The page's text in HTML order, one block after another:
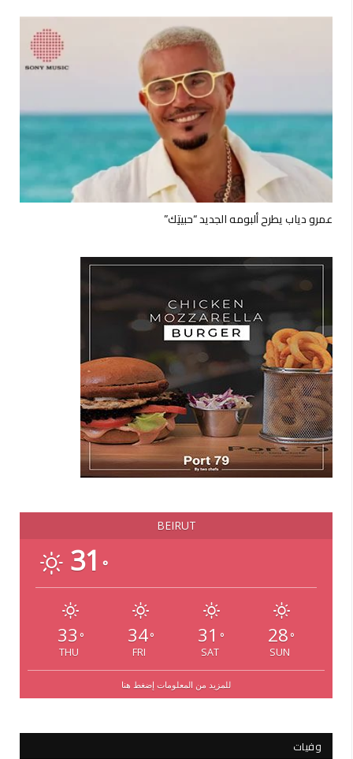
عمرو دياب يطرح ألبومه الجديد “حبيتِك”
BEIRUT
31 °
33 °
THU
34°
FRI
31 °
SAT
28 °
SUN
للمزيد من المعلومات إضغط هنا
وفيات